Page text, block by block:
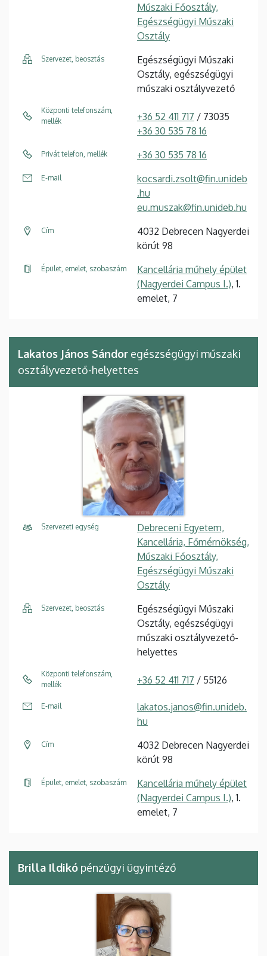
Műszaki Főosztály,
Egészségügyi Műszaki
Osztály
Szervezet, beosztás
Egészségügyi Műszaki
Osztály, egészségügyi
műszaki osztályvezető
Központi telefonszám,
mellék
+36 52 411 717 / 73035
+36 30 535 78 16
Privát telefon, mellék +36 30 535 78 16
E-mail
kocsardi.zsolt@fin.unideb
.hu
eu.muszak@fin.unideb.hu
Cím
4032 Debrecen Nagyerdei
körút 98
Épület, emelet, szobaszám
Kancellária műhely épület
(Nagyerdei Campus I.), 1.
emelet, 7
Lakatos János Sándor egészségügyi műszaki
osztályvezető-helyettes
Szervezeti egység
Debreceni Egyetem,
Kancellária, Főmérnökség,
Műszaki Főosztály,
Egészségügyi Műszaki
Osztály
Szervezet, beosztás
Egészségügyi Műszaki
Osztály, egészségügyi
műszaki osztályvezető-
helyettes
Központi telefonszám,
mellék
+36 52 411 717 / 55126
E-mail
lakatos.janos@fin.unideb.
hu
Cím
4032 Debrecen Nagyerdei
körút 98
Épület, emelet, szobaszám
Kancellária műhely épület
(Nagyerdei Campus I.), 1.
emelet, 7
Brilla Ildikó pénzügyi ügyintéző